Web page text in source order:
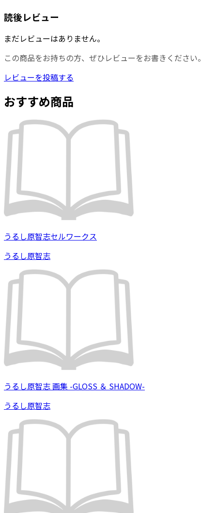
読後レビュー
まだレビューはありません。
この商品をお持ちの方、ぜひレビューをお書きください。
レビューを投稿する
おすすめ商品
うるし原智志セルワークス
うるし原智志
うるし原智志 画集 -GLOSS ＆ SHADOW-
うるし原智志